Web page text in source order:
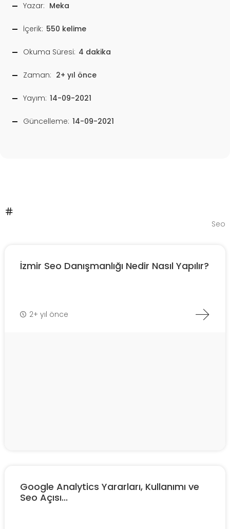
Yazar: Meka
İçerik: 550 kelime
Okuma Süresi: 4 dakika
Zaman: 2+ yıl önce
Yayım: 14-09-2021
Güncelleme: 14-09-2021
Seo
İzmir Seo Danışmanlığı Nedir Nasıl Yapılır?
2+ yıl önce
Google Analytics Yararları, Kullanımı ve
Seo Açısı...